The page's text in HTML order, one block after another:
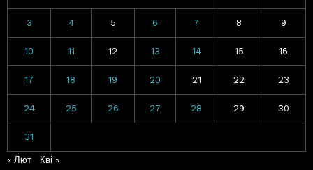
3 4 5 6 7 8 9
10 11 12 13 14 15 16
17 18 19 20 21 22 23
24 25 26 27 28 29 30
31
« Лют Кві »